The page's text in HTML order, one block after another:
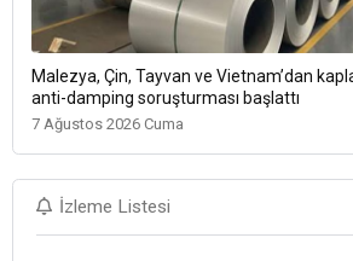
Malezya, Çin, Tayvan ve Vietnam’dan
anti-damping soruşturması başlattı
7 Ağustos 2026 Cuma
İzleme Listesi